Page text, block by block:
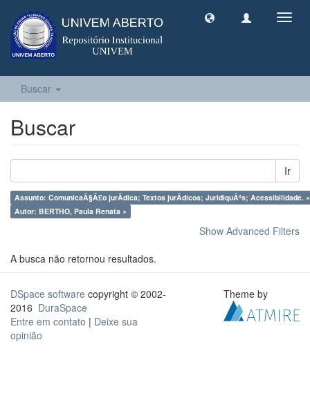
Buscar
Buscar
Ir
Assunto: ComunicaÃ§Ã£o jurÃ­dica; Textos jurÃ­dicos; JuridiquÃªs; Acessibilidade. ×
Autor: BERTHO, Paula Renata ×
Show Advanced Filters
A busca não retornou resultados.
DSpace software copyright © 2002-
2016 DuraSpace
Entre em contato | Deixe sua
opinião
Theme by